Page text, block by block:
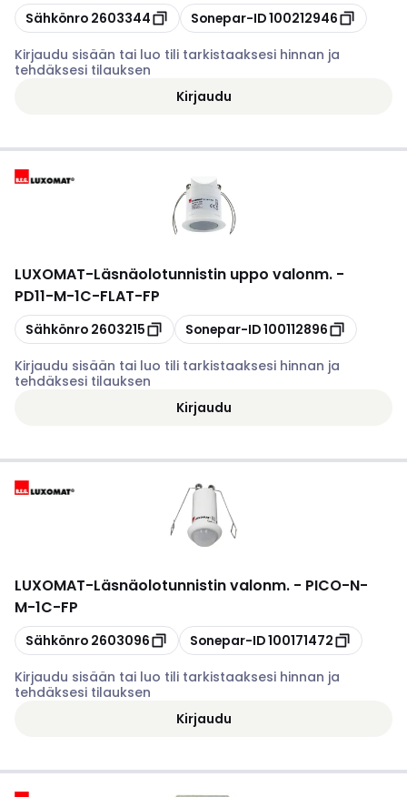
Kopioi
Sähkönro 2603344 Kopioi
Sonepar-ID100212946
Kirjaudu sisään tai luo tili tarkistaaksesi hinnan ja
tehdäksesi tilauksen
Kirjaudu
LUXOMAT-Läsnäolotunnistin uppo valonm. -
PD11-M-1C-FLAT-FP
Kopioi
Sähkönro 2603215 Kopioi
Sonepar-ID100112896
Kirjaudu sisään tai luo tili tarkistaaksesi hinnan ja
tehdäksesi tilauksen
Kirjaudu
LUXOMAT-Läsnäolotunnistin valonm. - PICO-N-
M-1C-FP
Kopioi
Sähkönro 2603096 Kopioi
Sonepar-ID100171472
Kirjaudu sisään tai luo tili tarkistaaksesi hinnan ja
tehdäksesi tilauksen
Kirjaudu